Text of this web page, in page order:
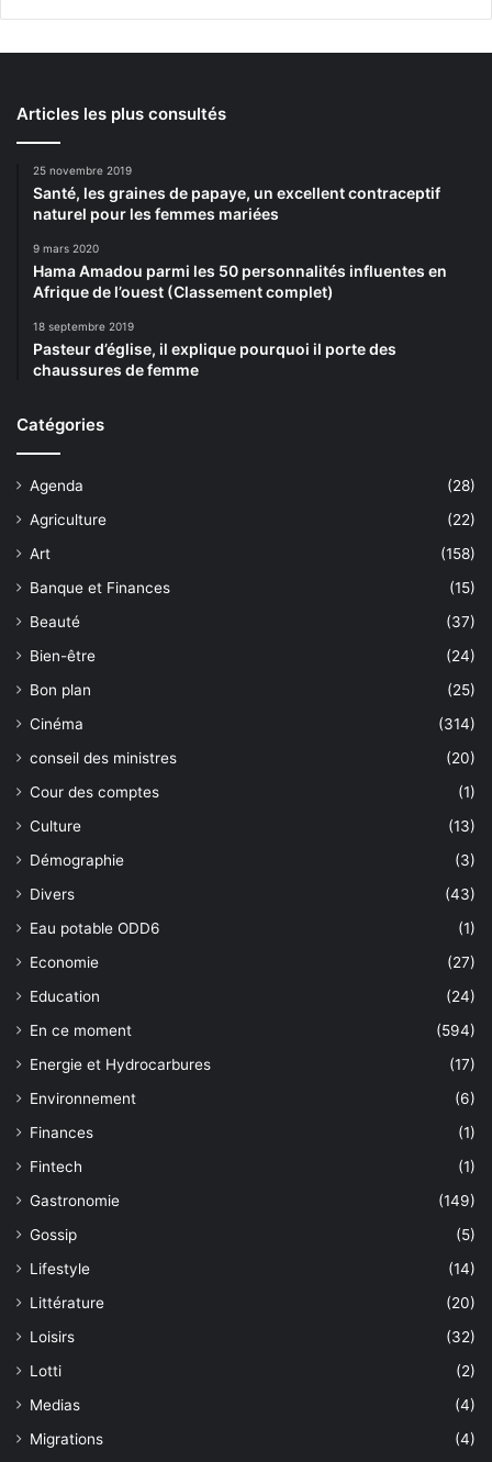
Articles les plus consultés
25 novembre 2019
Santé, les graines de papaye, un excellent contraceptif
naturel pour les femmes mariées
9 mars 2020
Hama Amadou parmi les 50 personnalités influentes en
Afrique de l’ouest (Classement complet)
18 septembre 2019
Pasteur d’église, il explique pourquoi il porte des
chaussures de femme
Catégories
Agenda
(28)
Agriculture
(22)
Art
(158)
Banque et Finances
(15)
Beauté
(37)
Bien-être
(24)
Bon plan
(25)
Cinéma
(314)
conseil des ministres
(20)
Cour des comptes
(1)
Culture
(13)
Démographie
(3)
Divers
(43)
Eau potable ODD6
(1)
Economie
(27)
Education
(24)
En ce moment
(594)
Energie et Hydrocarbures
(17)
Environnement
(6)
Finances
(1)
Fintech
(1)
Gastronomie
(149)
Gossip
(5)
Lifestyle
(14)
Littérature
(20)
Loisirs
(32)
Lotti
(2)
Medias
(4)
Migrations
(4)